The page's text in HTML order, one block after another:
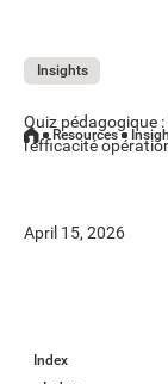
Insights
Quiz pédagogique
l'efficacité
April 15, 2026
Resources
Index